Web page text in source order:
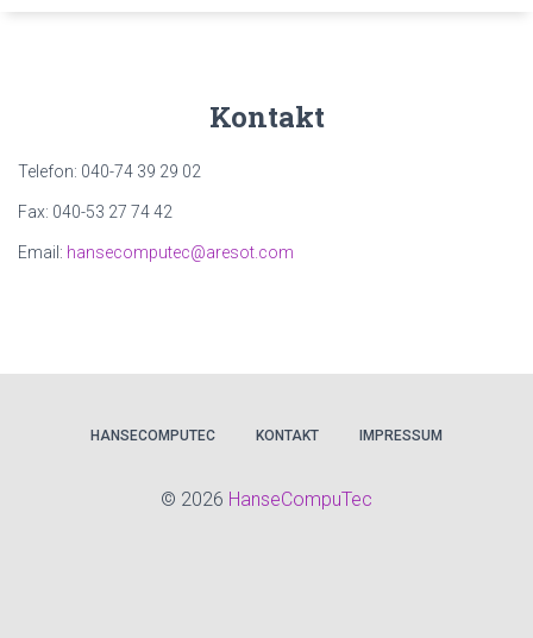
Kontakt
Telefon: 040-74 39 29 02
Fax: 040-53 27 74 42
Email: hansecomputec@aresot.com
HANSECOMPUTEC KONTAKT IMPRESSUM
© 2026 HanseCompuTec